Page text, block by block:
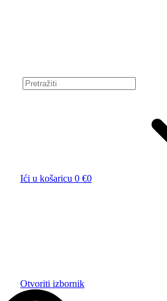
Ići u košaricu 0 €0
Otvoriti izbornik